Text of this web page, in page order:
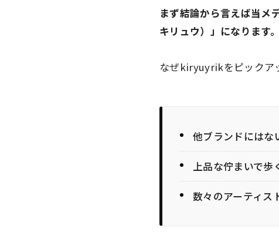
まず結論から言えば当メ
キリュウ）」 になります。
なぜkiryuyrikをピックア
他ブランドにはな
上品な佇まいで
数々のアーティス